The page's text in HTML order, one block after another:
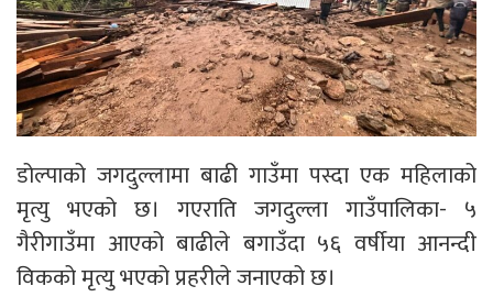
डोल्पाको जगदुल्लामा बाढी गाउँमा पस्दा एक महिलाको
मृत्यु भएको छ। गएराति जगदुल्ला गाउँपालिका- ५
गैरीगाउँमा आएको बाढीले बगाउँदा ५६ वर्षीया आनन्दी
विकको मृत्यु भएको प्रहरीले जनाएको छ।